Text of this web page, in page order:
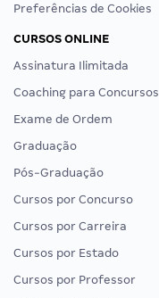
Preferências de Cookies
CURSOS ONLINE
Assinatura Ilimitada
Coaching para Concursos
Exame de Ordem
Graduação
Pós-Graduação
Cursos por Concurso
Cursos por Carreira
Cursos por Estado
Cursos por Professor